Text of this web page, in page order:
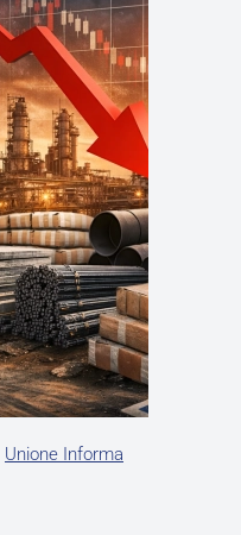
Unione Informa